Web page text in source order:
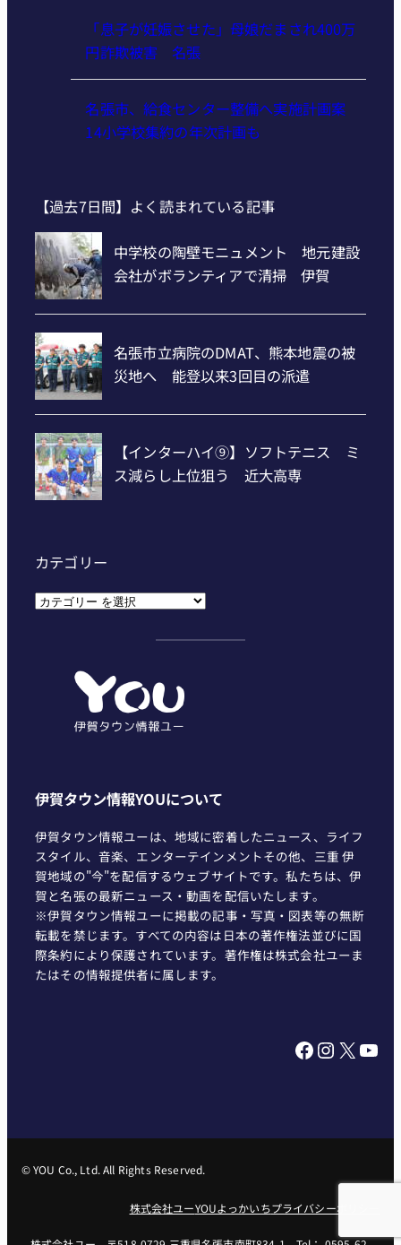
「息子が妊娠させた」母娘だまされ400万
円詐欺被害 名張
名張市、給食センター整備へ実施計画案
14小学校集約の年次計画も
【過去7日間】よく読まれている記事
カテゴリー
カ
伊賀タウン情報YOUについて
伊賀タウン情報ユーは、地域に密着したニュース、ライフ
スタイル、音楽、エンターテインメントその他、三重 伊
賀地域の"今"を配信するウェブサイトです。私たちは、伊
賀と名張の最新ニュース・動画を配信いたします。
※伊賀タウン情報ユーに掲載の記事・写真・図表等の無断
転載を禁じます。すべての内容は日本の著作権法並びに国
際条約により保護されています。著作権は株式会社ユーま
たはその情報提供者に属します。
Facebook InstagramX YouTube
© YOU Co., Ltd. All Rights Reserved.
株式会社ユーYOUよっかいちプライバシーポリシー